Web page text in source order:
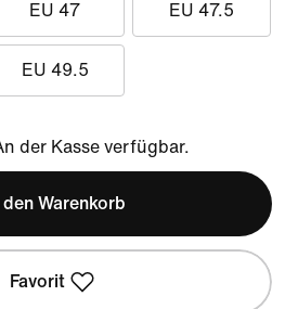
EU 47 EU 47.5
EU 49.5
der Kasse verfügbar.
den Warenkorb
Favorit